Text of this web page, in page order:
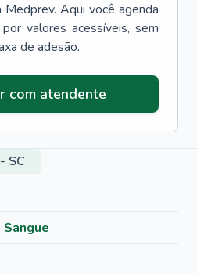
Medprev. Aqui você agenda
valores acessíveis, sem
de adesão.
com atendente
SC